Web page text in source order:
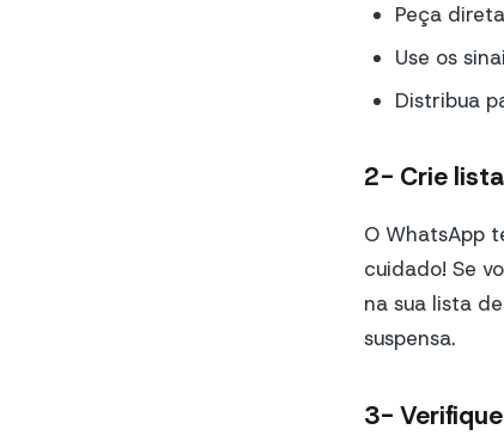
Peça
Use os
Distribua
2- Crie
O WhatsApp
cuidado! Se
na sua lista
suspensa.
3-